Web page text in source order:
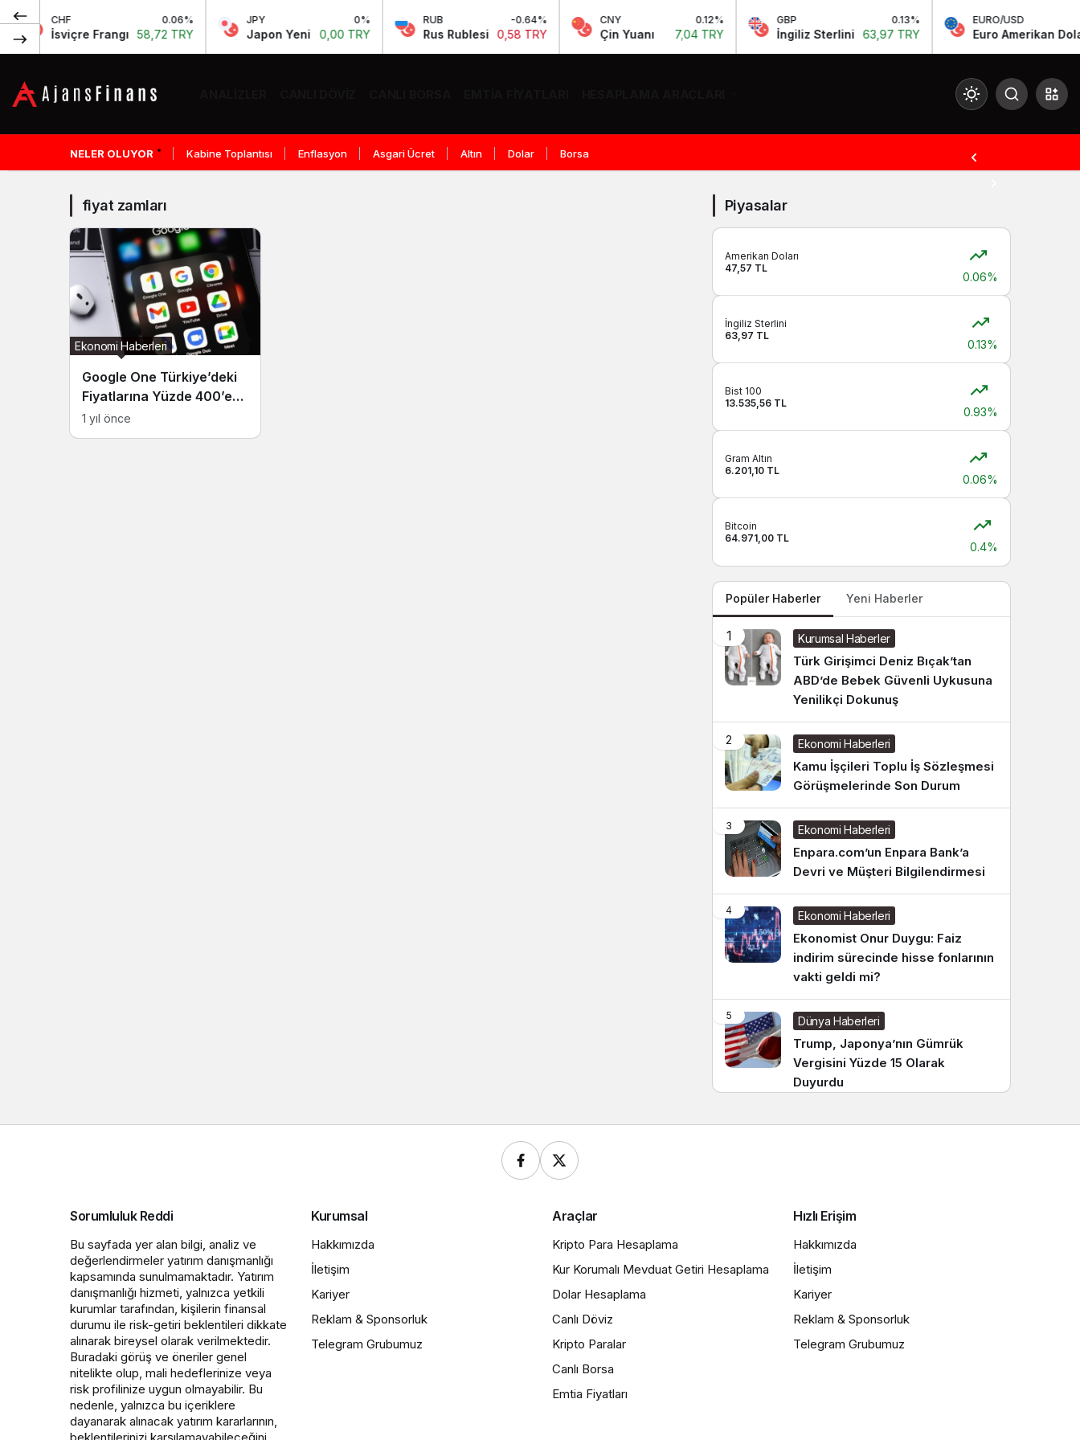
CHF 0.06%
İsviçre Frangı 58,72 TRY
JPY
Japon Yeni 0,00 TRY
RUB -0.64%
Rus Rublesi 0,58 TRY
CNY 0.12%
Çin Yuanı 7,04 TRY
GBP 0.13%
İngiliz Sterlini 63,97 TRY
EURO/USD
Euro Amerikan Doları
zamları
Mod
Gündüz modunu seçin.
Gece modunu seçin.
Sistem modunu seçin.
NELER OLUYOR Kabine Toplantısı Enflasyon Asgari Ücret Altın Dolar Borsa
fiyat zamları
Google One Türkiye’deki
Fiyatlarına Yüzde 400’e
Varan Zam Yaptı
Ekonomi Haberleri
1 yıl önce
Piyasalar
Amerikan Doları
47,57 TL
0.06%
İngiliz Sterlini
63,97 TL
0.13%
Bist 100
13.535,56 TL
0.93%
Gram Altın
6.201,10 TL
0.06%
Bitcoin
64.971,00 TL
0.4%
Popüler Haberler Yeni Haberler
1 Kurumsal Haberler
Türk Girişimci Deniz Bıçak’tan
ABD’de Bebek Güvenli Uykusuna
Yenilikçi Dokunuş
2 Ekonomi Haberleri
Kamu İşçileri Toplu İş Sözleşmesi
Görüşmelerinde Son Durum
3 Ekonomi Haberleri
Enpara.com’un Enpara Bank’a
Devri ve Müşteri Bilgilendirmesi
4 Ekonomi Haberleri
Ekonomist Onur Duygu: Faiz
indirim sürecinde hisse fonlarının
vakti geldi mi?
5 Dünya Haberleri
Trump, Japonya’nın Gümrük
Vergisini Yüzde 15 Olarak
Duyurdu
Sorumluluk Reddi
Bu sayfada yer alan bilgi, analiz ve
değerlendirmeler yatırım danışmanlığı
kapsamında sunulmamaktadır. Yatırım
danışmanlığı hizmeti, yalnızca yetkili
kurumlar tarafından, kişilerin finansal
durumu ile risk-getiri beklentileri dikkate
alınarak bireysel olarak verilmektedir.
Buradaki görüş ve öneriler genel
nitelikte olup, mali hedeflerinize veya
risk profilinize uygun olmayabilir. Bu
nedenle, yalnızca bu içeriklere
dayanarak alınacak yatırım kararlarının,
Kurumsal
Hakkımızda
İletişim
Kariyer
Reklam & Sponsorluk
Telegram Grubumuz
Araçlar
Kripto Para Hesaplama
Kur Korumalı Mevduat Getiri Hesaplama
Dolar Hesaplama
Canlı Döviz
Kripto Paralar
Canlı Borsa
Emtia Fiyatları
Hızlı Erişim
Hakkımızda
İletişim
Kariyer
Reklam & Sponsorluk
Telegram Grubumuz